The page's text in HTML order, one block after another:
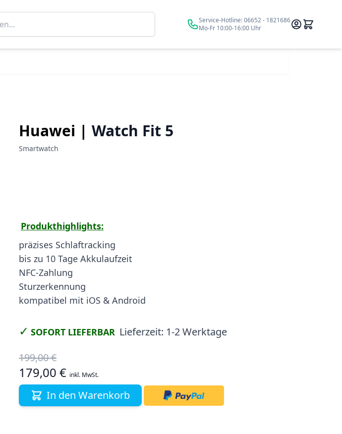
Suche Service-Hotline:06652 - 1821686
Mo-Fr 10:00-16:00 Uhr
Huawei | Watch Fit 5
Smartwatch
Produkthighlights:
präzises Schlaftracking
bis zu 10 Tage Akkulaufzeit
NFC-Zahlung
Sturzerkennung
kompatibel mit iOS & Android
✓ SOFORT LIEFERBAR Lieferzeit: 1-2 Werktage
199,00 €
179,00 € inkl. MwSt.
In den Warenkorb